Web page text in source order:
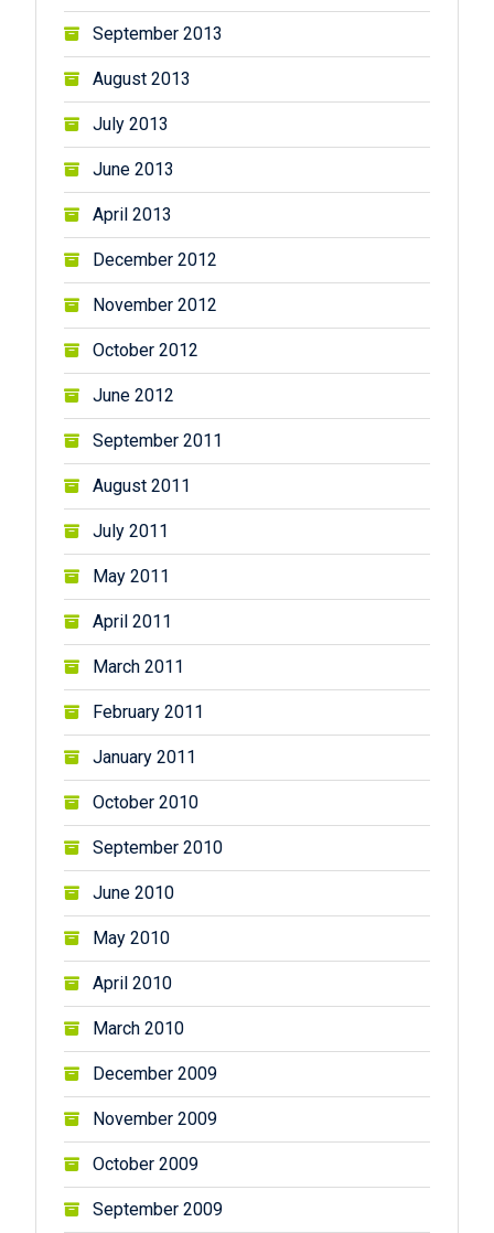
September 2013
August 2013
July 2013
June 2013
April 2013
December 2012
November 2012
October 2012
June 2012
September 2011
August 2011
July 2011
May 2011
April 2011
March 2011
February 2011
January 2011
October 2010
September 2010
June 2010
May 2010
April 2010
March 2010
December 2009
November 2009
October 2009
September 2009